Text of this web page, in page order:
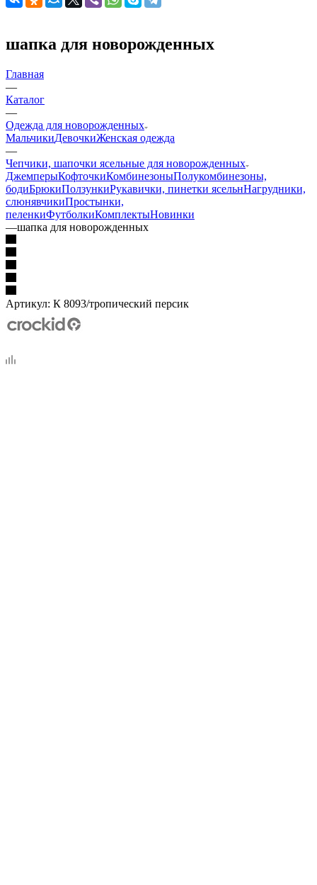
шапка для новорожденных
Главная
—
Каталог
—
Одежда для новорожденных
МальчикиДевочкиЖенская одежда
—
Чепчики, шапочки ясельные для новорожденных
ДжемперыКофточкиКомбинезоныПолукомбинезоны,
бодиБрюкиПолзункиРукавички, пинетки ясельнНагрудники,
слюнявчикиПростынки,
пеленкиФутболкиКомплектыНовинки
—шапка для новорожденных
Артикул: К 8093/тропический персик